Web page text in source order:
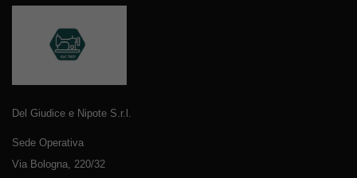
Del Giudice e Nipote S.r.l.
Sede Operativa
Via Bologna, 220/32